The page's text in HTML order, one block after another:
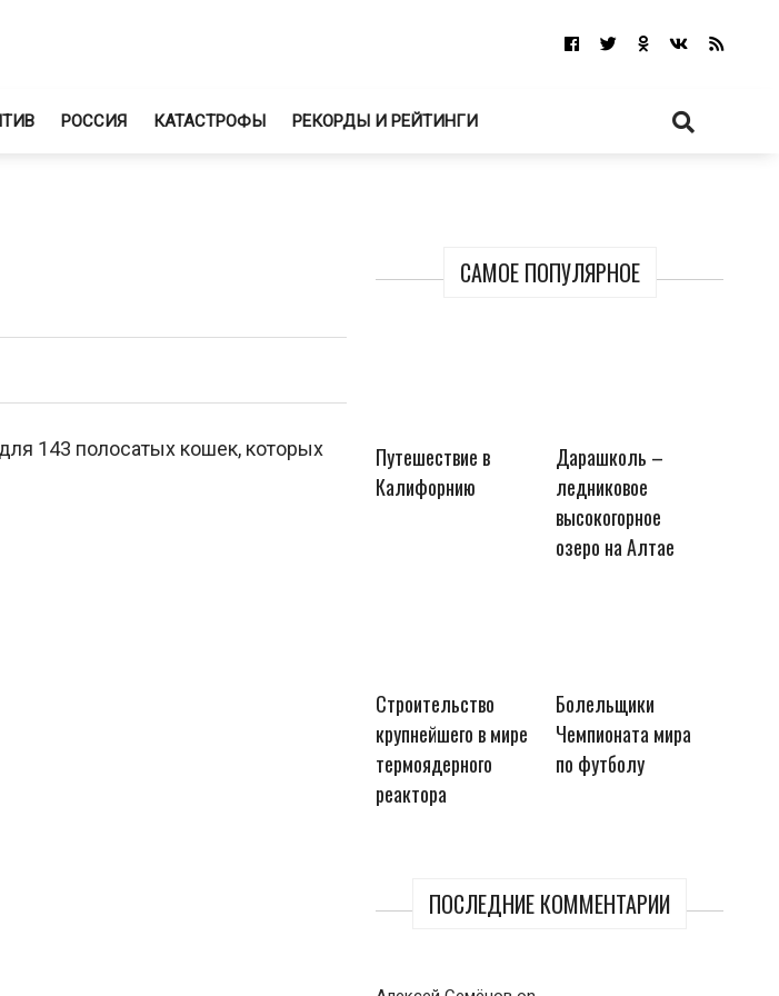
РОССИЯ КАТАСТРОФЫ РЕКОРДЫ И РЕЙТИНГИ
САМОЕ ПОПУЛЯРНОЕ
Путешествие в
Калифорнию
Дарашколь –
ледниковое
высокогорное
озеро на Алтае
Строительство
крупнейшего в мире
термоядерного
реактора
Болельщики
Чемпионата мира
по футболу
ПОСЛЕДНИЕ КОММЕНТАРИИ
143 полосатых кошек, которых